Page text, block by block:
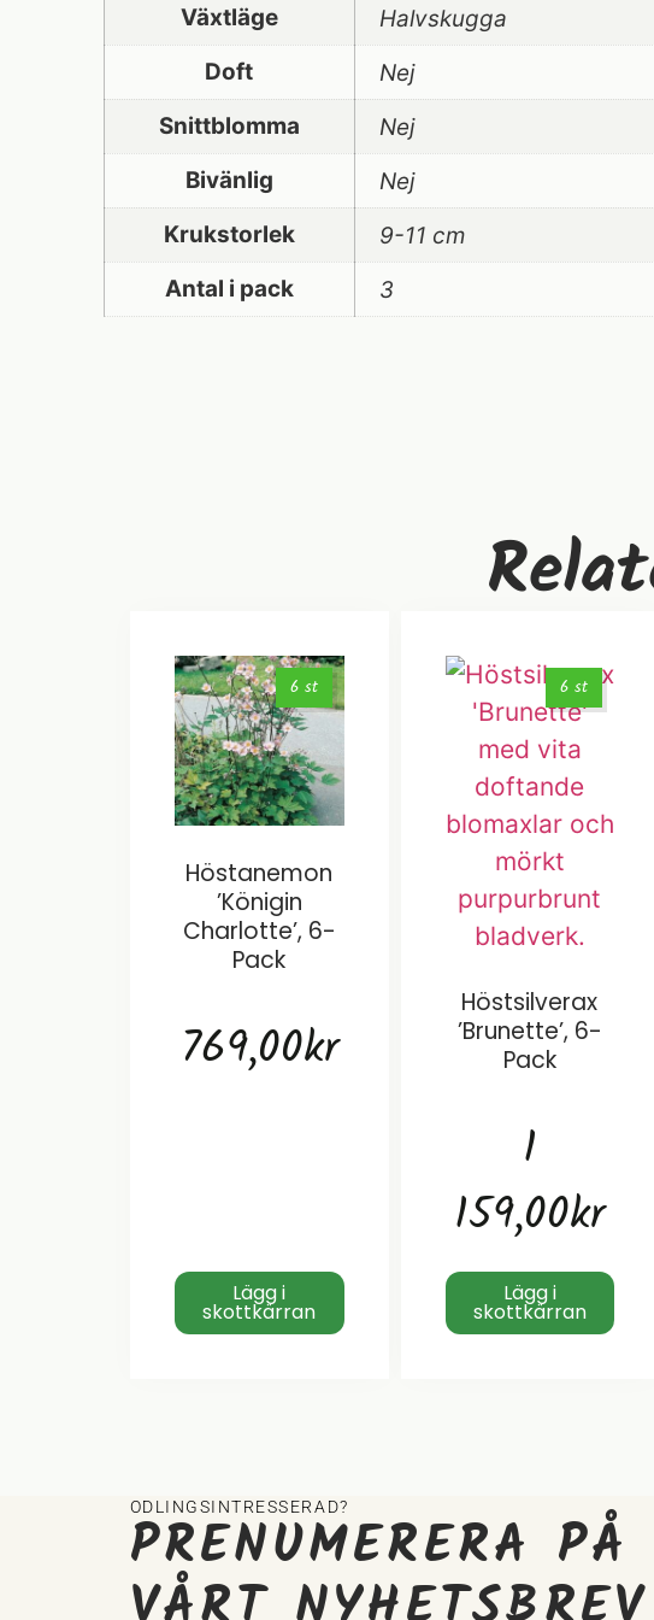
Växtläge
Halvskugga
Doft
Nej
Snittblomma
Nej
Bivänlig
Nej
Krukstorlek
9-11 cm
Antal i pack
3
6 st
Höstanemon
’Königin
Charlotte’, 6-
Pack
769,00kr
Lägg i
skottkärran
6 st
Höstsilverax
’Brunette’, 6-
Pack
1
159,00kr
Lägg i
skottkärran
ODLINGSINTRESSERAD?
PRENUMERERA PÅ